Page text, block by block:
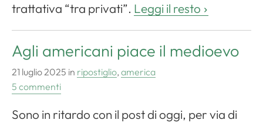
trattativa “tra privati”. Leggi il resto
Agli americani piace il medioevo
21 luglio 2025 in ripostiglio, america
5 commenti
Sono in ritardo con il post di oggi, per via di